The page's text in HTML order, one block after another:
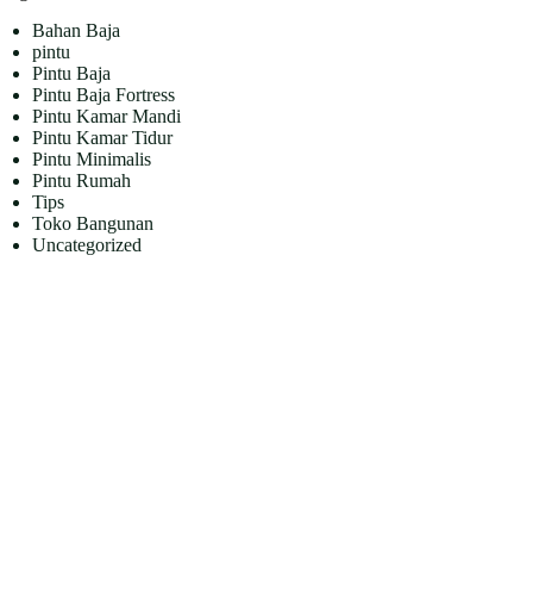
Bahan Baja
pintu
Pintu Baja
Pintu Baja Fortress
Pintu Kamar Mandi
Pintu Kamar Tidur
Pintu Minimalis
Pintu Rumah
Tips
Toko Bangunan
Uncategorized